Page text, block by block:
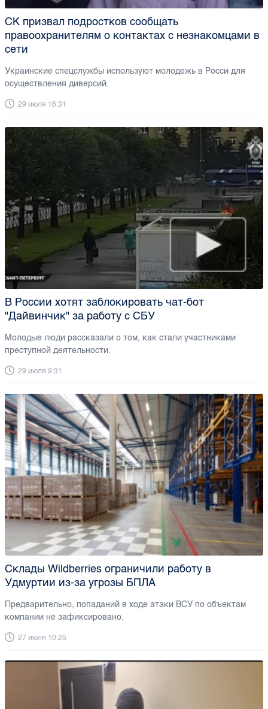
СК призвал подростков сообщать
правоохранителям о контактах с незнакомцами в
сети
Украинские спецслужбы используют молодежь в Росси для
осуществления диверсий.
29 июля 16:31
В России хотят заблокировать чат-бот
"Дайвинчик" за работу с СБУ
Молодые люди рассказали о том, как стали участниками
преступной деятельности.
29 июля 9:31
Склады Wildberries ограничили работу в
Удмуртии из-за угрозы БПЛА
Предварительно, попаданий в ходе атаки ВСУ по объектам
компании не зафиксировано.
27 июля 10:25